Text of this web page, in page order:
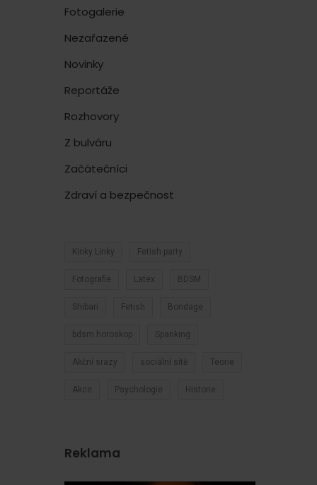
Fotogalerie
Nezařazené
Novinky
Reportáže
Rozhovory
Z bulváru
Začátečníci
Zdraví a bezpečnost
Kinky Linky Fetish party
Fotografie Latex BDSM
Shibari Fetish Bondage
bdsm horoskop Spanking
Akční srazy sociální sítě Teorie
Akce Psychologie Historie
Reklama